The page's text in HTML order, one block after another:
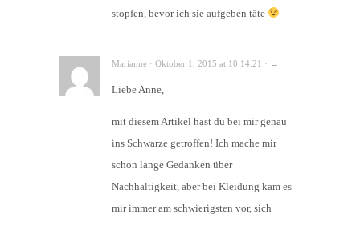
stopfen, bevor ich sie aufgeben täte
Marianne · Oktober 1, 2015 at 10:14:21 · →
Liebe Anne,
mit diesem Artikel hast du bei mir genau
ins Schwarze getroffen! Ich mache mir
schon lange Gedanken über
Nachhaltigkeit, aber bei Kleidung kam es
mir immer am schwierigsten vor, sich